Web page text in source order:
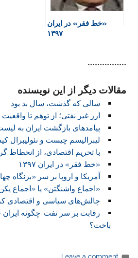
«خط فقر» در ایران
۱۳۹۷
****************
مقالات دیگر از این نویسنده
سالی که گذشت، سال بد بود
ارز غیر نفتی؛ از توهم تا واقعیت
پیامدهای بازگشت ایران به
لیبرالیسم چیست و نئولیبرال
با تحریم اقتصادی، از انحطاط
«خط فقر» در ایران ۱۳۹۷
آمریکا و اروپا بر سر «بزنگاه
«اجماع واشنگتن» یا «اجماع
چالش‌های سیاسی و اقتصادی
رقابت بر سر نفت: چگونه ایران
باخت؟